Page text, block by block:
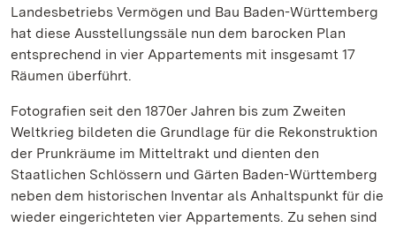
Landesbetriebs Vermögen und Bau Baden-Württemberg
hat diese Ausstellungssäle nun dem barocken Plan
entsprechend in vier Appartements mit insgesamt 17
Räumen überführt.
Fotografien seit den 1870er Jahren bis zum Zweiten
Weltkrieg bildeten die Grundlage für die Rekonstruktion
der Prunkräume im Mitteltrakt und dienten den
Staatlichen Schlössern und Gärten Baden-Württemberg
neben dem historischen Inventar als Anhaltspunkt für die
wieder eingerichteten vier Appartements. Zu sehen sind